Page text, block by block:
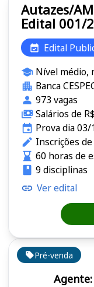
Pré-venda
Autazes/
Edital 001/
Edital
Nível médio,
Banca
973 vagas
Salários de
Prova dia
Inscrições
60 horas de
9 disciplinas
Ver edital